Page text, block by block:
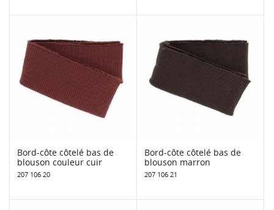
Bord-côte côtelé bas de
blouson couleur cuir
207 106 20
Bord-côte côtelé bas de
blouson marron
207 106 21